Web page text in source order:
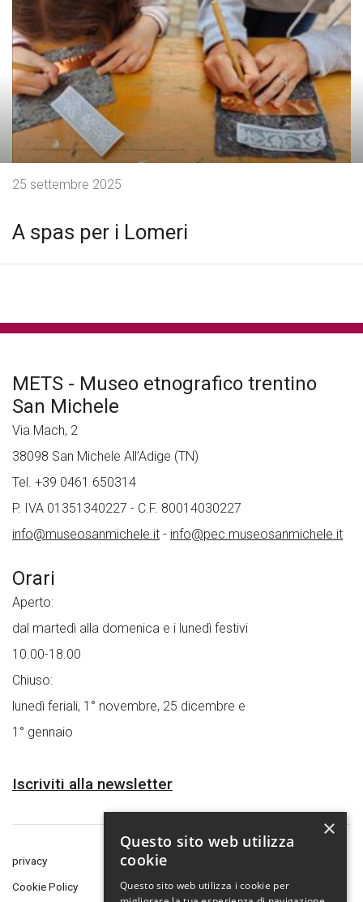
A spas per i Lomeri
25 settembre 2025
METS - Museo etnografico trentino
San Michele
Via Mach, 2
38098 San Michele All’Adige (TN)
Tel. +39 0461 650314
P. IVA 01351340227 - C.F. 80014030227
info@museosanmichele.it - info@pec.museosanmichele.it
Orari
Aperto:
dal martedì alla domenica e i lunedì festivi
10.00-18.00
Chiuso:
lunedì feriali, 1° novembre, 25 dicembre e
1° gennaio
Iscriviti alla newsletter
privacy
Cookie Policy
×
Questo sito web utilizza
cookie
Questo sito web utilizza i cookie per